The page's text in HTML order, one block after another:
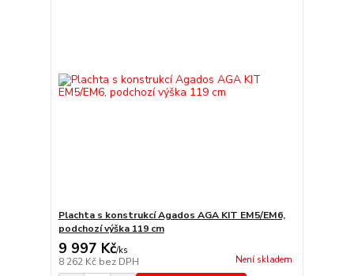
Plachta s konstrukcí Agados AGA KIT EM5/EM6,
podchozí výška 119 cm
9 997 Kč/ks
8 262 Kč bez DPH Není skladem